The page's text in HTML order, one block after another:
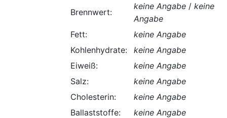
Brennwert:
keine Angabe /keine
Angabe
Fett:
keine Angabe
Kohlenhydrate:
keine Angabe
Eiweiß:
keine Angabe
Salz:
keine Angabe
Cholesterin:
keine Angabe
Ballaststoffe:
keine Angabe